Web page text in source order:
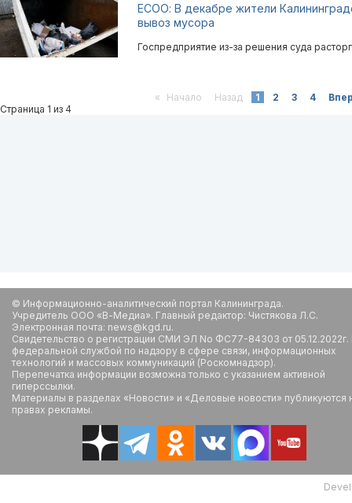
ЕСОО: В декабре жители
вывоз мусора
Госпредприятие из-за решения суда
« Начало Назад 1 2 3 4
Страница 1 из 4
© Информационно-аналитический портал Калининграда.
Учредитель ООО «В-Медиа». Главный редактор: Чистякова Л.С.
Электронная почта: news@kgd.ru.
Свидетельство о регистрации СМИ ЭЛ No ФС77-84303 от
федеральной службой по надзору в сфере связи, информационных
технологий и массовых коммуникаций (Роскомнадзор).
Перепечатка информации возможна только с указанием активной
гиперссылки.
Материалы в разделах «Новости» и «Деловые новости» публикуются
правах рекламы.